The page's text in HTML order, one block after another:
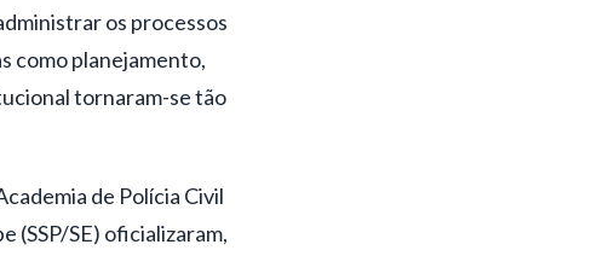
os processos
como planejamento,
tornaram-se tão
de Polícia Civil
(SSP/SE) oficializaram,